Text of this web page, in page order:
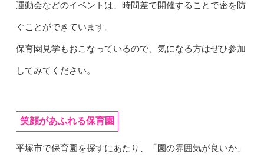
運動会などのイベントは、時間差で開催することで密を防
ぐことができています。
保育園見学もおこなっているので、気になる方はぜひ参加
してみてください。
笑顔があふれる保育園
平塚市で保育園を探すにあたり、「園の雰囲気が良いか」